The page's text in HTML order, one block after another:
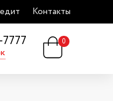
Контакты
0